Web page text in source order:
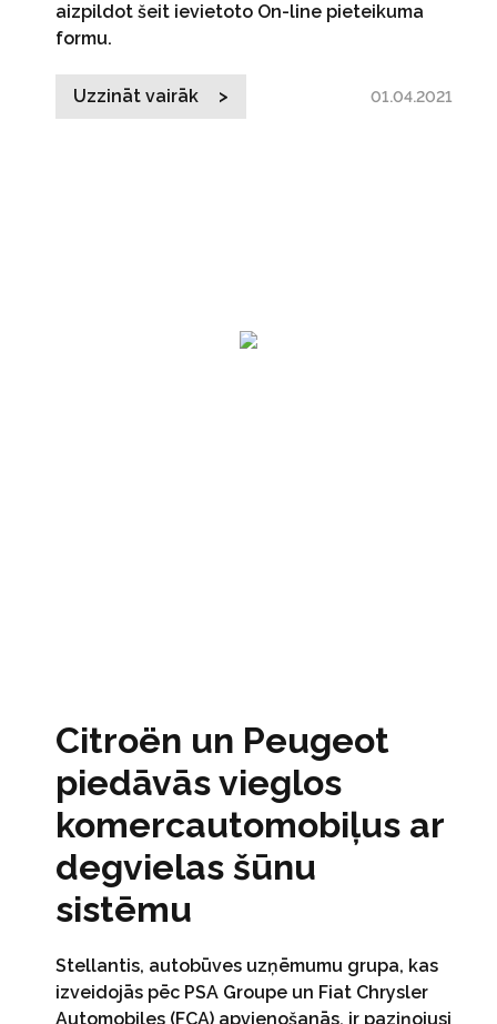
aizpildot šeit ievietoto On-line pieteikuma
formu.
Uzzināt vairāk > 01.04.2021
Citroën un Peugeot
piedāvās vieglos
komercautomobiļus ar
degvielas šūnu
sistēmu
Stellantis, autobūves uzņēmumu grupa, kas
izveidojās pēc PSA Groupe un Fiat Chrysler
Automobiles (FCA) apvienošanās, ir paziņojusi